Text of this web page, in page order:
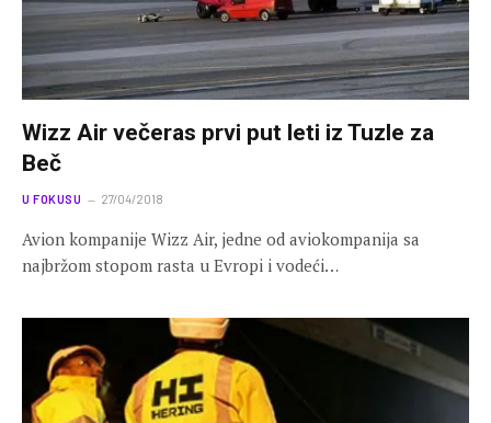
Wizz Air večeras prvi put leti iz Tuzle za
Beč
U FOKUSU 27/04/2018
Avion kompanije Wizz Air, jedne od aviokompanija sa
najbržom stopom rasta u Evropi i vodeći…